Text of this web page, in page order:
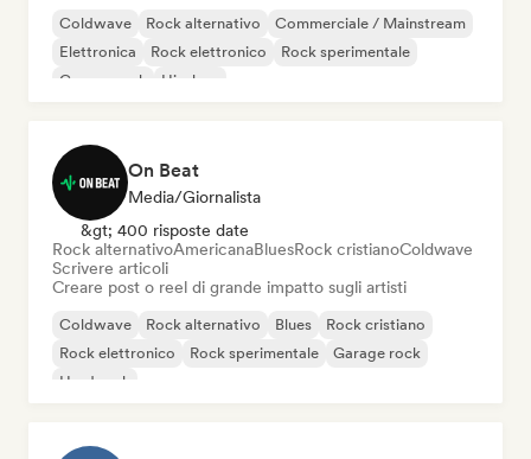
Coldwave Rock alternativo
Commerciale / Mainstream
Elettronica
Rock elettronico
Rock sperimentale
Garage rock
Hip-hop
On Beat
Media/Giornalista
&gt; 400 risposte date
Rock alternativoAmericanaBluesRock cristianoColdwave
Scrivere articoli
Creare post o reel di grande impatto sugli artisti
Coldwave Rock alternativo Blues
Rock cristiano
Rock elettronico
Rock sperimentale
Garage rock
Hard rock